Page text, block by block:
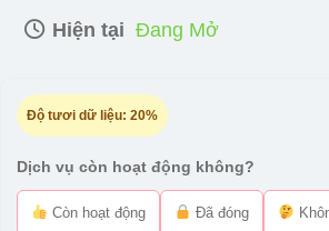
Hiện tại Đang Mở
Độ tươi dữ liệu: 20%
Dịch vụ còn hoạt động không?
Còn hoạt động Đã đóng